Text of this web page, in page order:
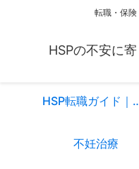
転職・保
HSPの不安に
HSP転職ガイド｜仕事を変えるべきか
不妊治療